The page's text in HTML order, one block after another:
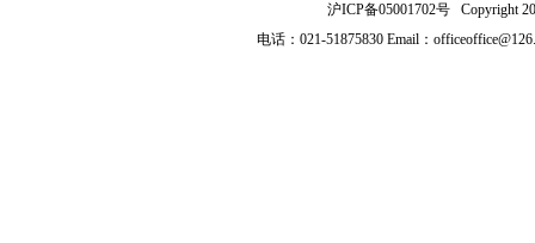
沪ICP备05001702号 Copyright
电话：021-51875830 Email：